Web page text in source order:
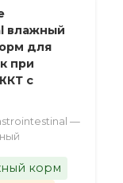
влажный
для
при
с
—
корм